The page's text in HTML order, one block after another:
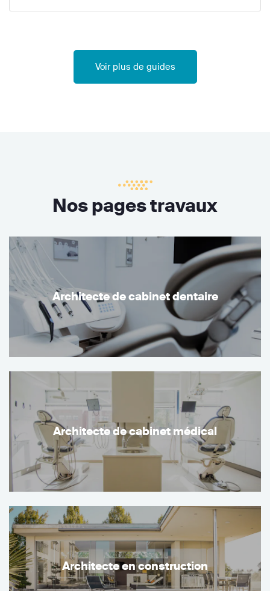
Voir plus de guides
Nos pages travaux
Architecte de cabinet dentaire
Architecte de cabinet médical
Architecte en construction